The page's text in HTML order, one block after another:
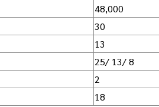
48,000
30
13
25/ 13/ 8
2
18